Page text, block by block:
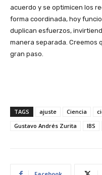
acuerdo y se optimicen los
forma coordinada, hoy
duplican esfuerzos,
manera separada. Creemos
gran paso.
TAGS ajuste Ciencia
Gustavo Andrés Zurita
IBS